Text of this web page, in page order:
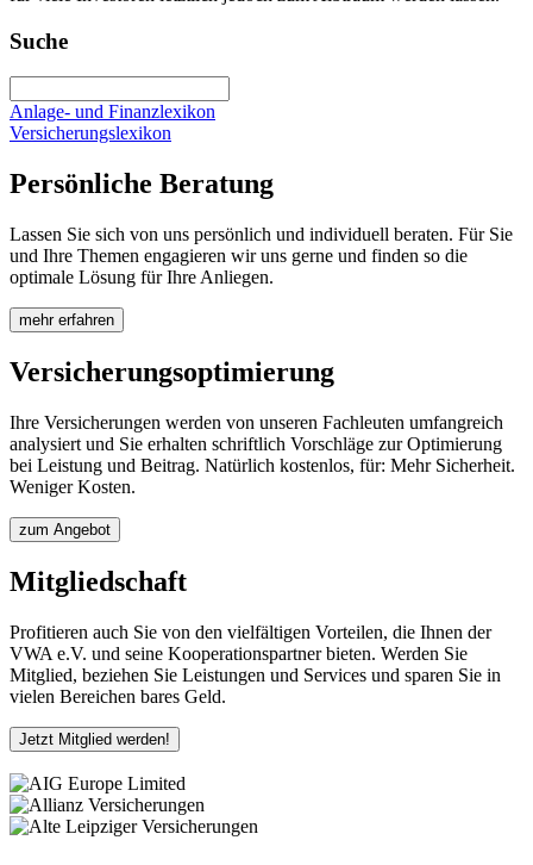
Suche
Anlage- und Finanzlexikon
Versicherungslexikon
Persönliche Beratung
Lassen Sie sich von uns persönlich und individuell beraten. Für Sie
und Ihre Themen engagieren wir uns gerne und finden so die
optimale Lösung für Ihre Anliegen.
mehr erfahren
Versicherungsoptimierung
Ihre Versicherungen werden von unseren Fachleuten umfangreich
analysiert und Sie erhalten schriftlich Vorschläge zur Optimierung
bei Leistung und Beitrag. Natürlich kostenlos, für: Mehr Sicherheit.
Weniger Kosten.
zum Angebot
Mitgliedschaft
Profitieren auch Sie von den vielfältigen Vorteilen, die Ihnen der
VWA e.V. und seine Kooperationspartner bieten. Werden Sie
Mitglied, beziehen Sie Leistungen und Services und sparen Sie in
vielen Bereichen bares Geld.
Jetzt Mitglied werden!